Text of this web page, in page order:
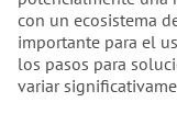
con un ecosistema
importante para el
los pasos para
variar